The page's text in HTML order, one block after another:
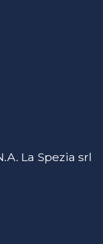
La Spezia srl